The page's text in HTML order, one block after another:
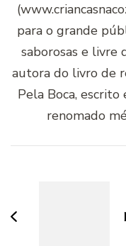
para o grande
saborosas e livre
autora do livro de
Pela Boca, escrito
renomado